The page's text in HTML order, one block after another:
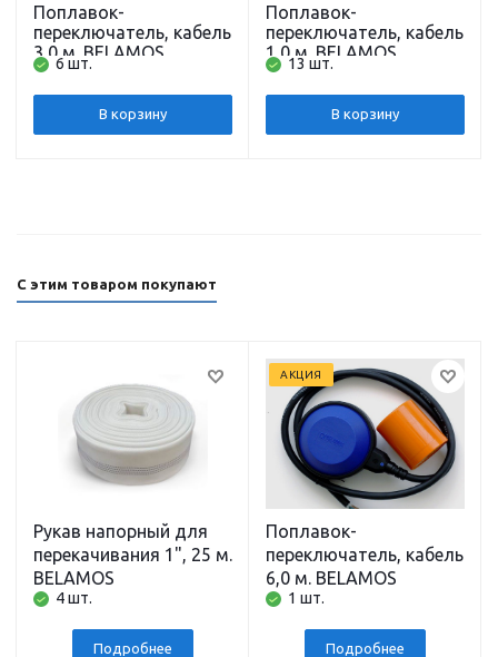
Поплавок-
переключатель, кабель
3,0 м. BELAMOS
6 шт.
В корзину
Поплавок-
переключатель, кабель
1,0 м. BELAMOS
13 шт.
В корзину
С этим товаром покупают
Рукав напорный для
перекачивания 1", 25 м.
BELAMOS
4 шт.
Подробнее
АКЦИЯ
Поплавок-
переключатель, кабель
6,0 м. BELAMOS
1 шт.
Подробнее